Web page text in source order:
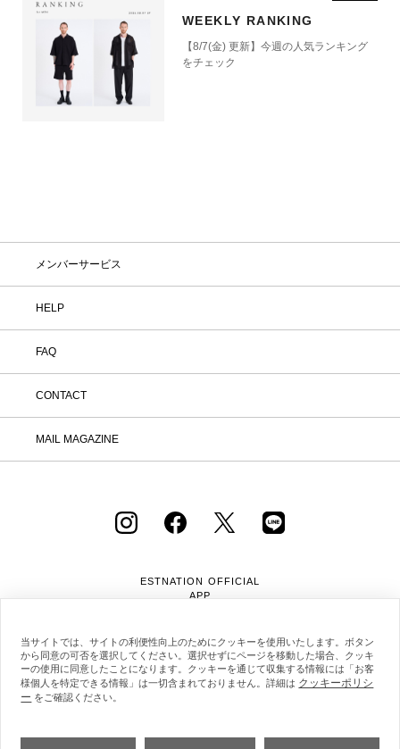
WEEKLY RANKING
【8/7(金) 更新】今週の人気ランキング
をチェック
メンバーサービス
HELP
FAQ
CONTACT
MAIL MAGAZINE
ESTNATION OFFICIAL
APP
会社概要
当サイトでは、サイトの利便性向上のためにクッキーを使用いたします。ボタン
から同意の可否を選択してください。選択せずにページを移動した場合、クッキ
ーの使用に同意したことになります。クッキーを通じて収集する情報には「お客
様個人を特定できる情報」は一切含まれておりません。詳細は クッキーポリシ
ー をご確認ください。